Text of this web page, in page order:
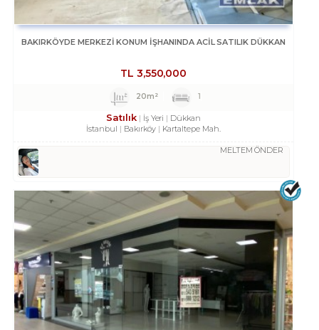
BAKIRKÖYDE MERKEZİ KONUM İŞHANINDA ACİL SATILIK DÜKKAN
TL 3,550,000
20m² 1
Satılık İş Yeri
Dükkan
İstanbul
Bakırköy Kartaltepe Mah.
MELTEM ÖNDER